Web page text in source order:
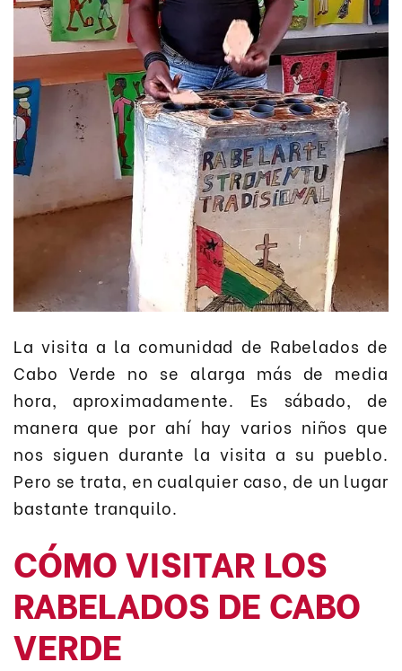
La visita a la comunidad de Rabelados de
Cabo Verde no se alarga más de media
hora, aproximadamente. Es sábado, de
manera que por ahí hay varios niños que
nos siguen durante la visita a su pueblo.
Pero se trata, en cualquier caso, de un lugar
bastante tranquilo.
CÓMO VISITAR LOS
RABELADOS DE CABO
VERDE